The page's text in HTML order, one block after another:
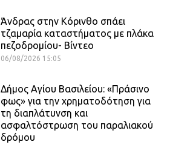
Άνδρας στην Κόρινθο σπάει
τζαμαρία καταστήματος με πλάκα
πεζοδρομίου- Βίντεο
06/08/2026 15:05
Δήμος Αγίου Βασιλείου: «Πράσινο
φως» για την χρηματοδότηση για
τη διαπλάτυνση και
ασφαλτόστρωση του παραλιακού
δρόμου